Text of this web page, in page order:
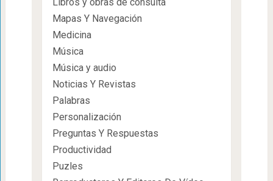
Mapas Y Navegación
Medicina
Música
Música y audio
Noticias Y Revistas
Palabras
Personalización
Preguntas Y Respuestas
Productividad
Puzles